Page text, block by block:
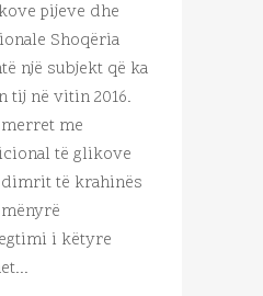
pijeve dhe
Shoqëria
një subjekt që ka
në vitin 2016.
me
të glikove
të krahinës
i këtyre